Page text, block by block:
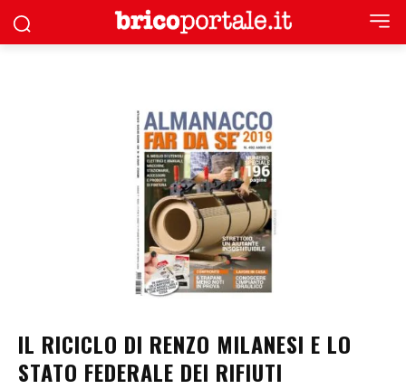
IL RICICLO DI RENZO MILANESI E LO
STATO FEDERALE DEI RIFIUTI